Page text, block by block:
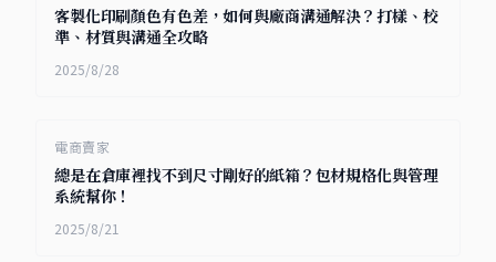
客製化印刷顏色有色差，如何與廠商溝通解決？打樣、校
準、材質與溝通全攻略
2025/8/28
電商賣家
總是在倉庫裡找不到尺寸剛好的紙箱？包材規格化與管理
系統幫你！
2025/8/21